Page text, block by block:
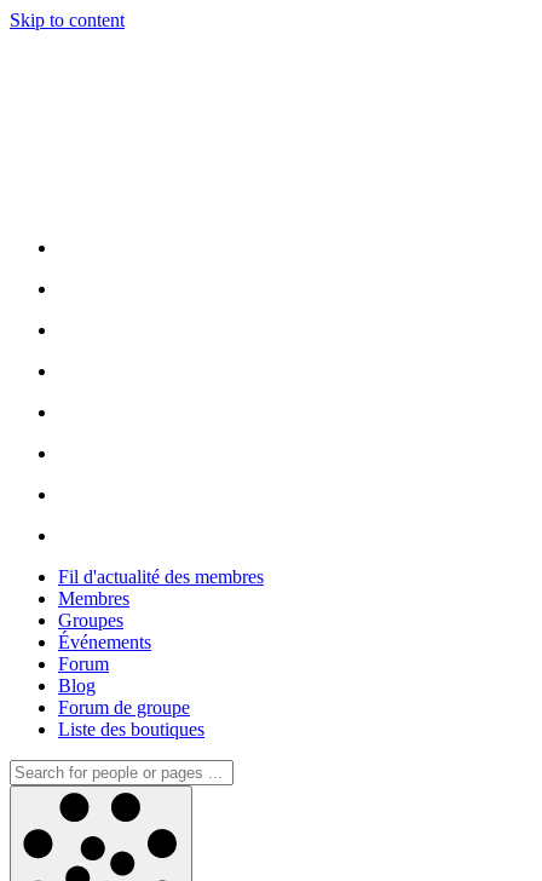
Skip to content
Fil d'actualité des membres
Membres
Groupes
Événements
Forum
Blog
Forum de groupe
Liste des boutiques